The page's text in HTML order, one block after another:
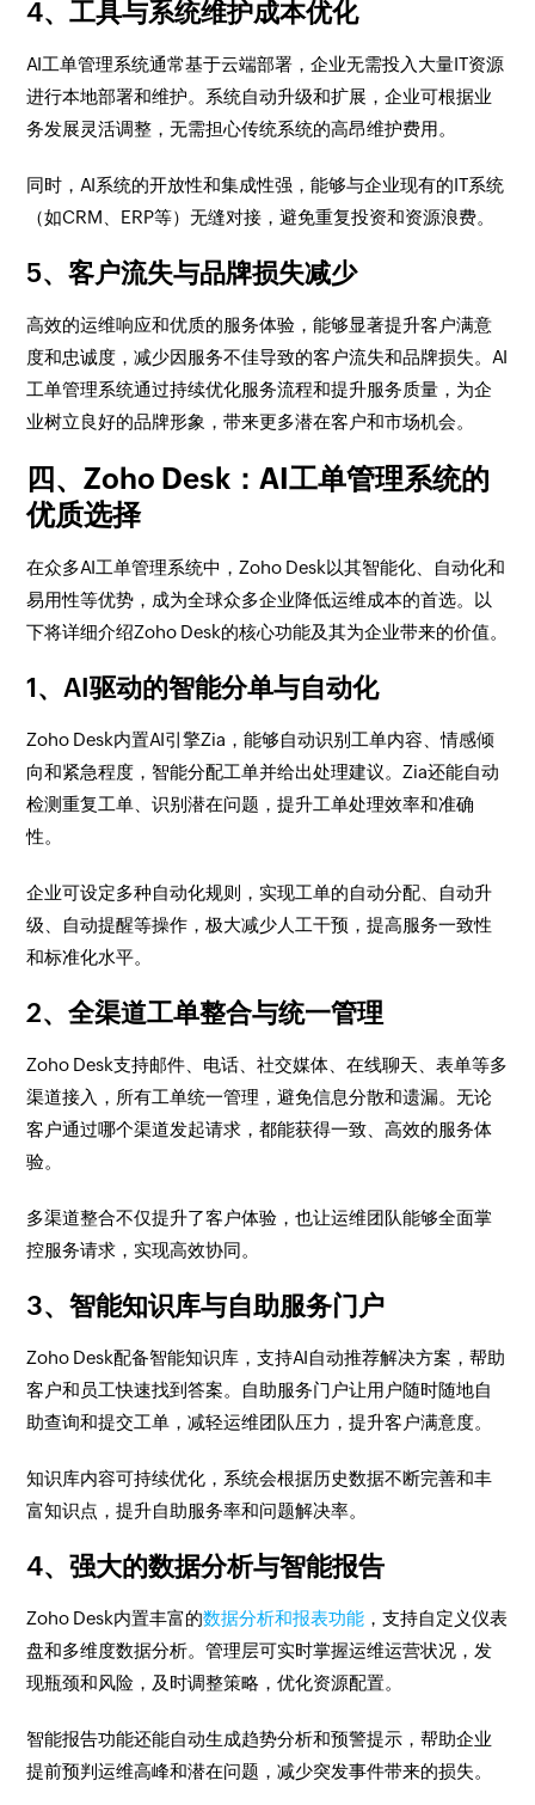
4、工具与系统维护成本优化
AI工单管理系统通常基于云端部署，企业无需投入大量IT资源
进行本地部署和维护。系统自动升级和扩展，企业可根据业
务发展灵活调整，无需担心传统系统的高昂维护费用。
同时，AI系统的开放性和集成性强，能够与企业现有的IT系统
（如CRM、ERP等）无缝对接，避免重复投资和资源浪费。
5、客户流失与品牌损失减少
高效的运维响应和优质的服务体验，能够显著提升客户满意
度和忠诚度，减少因服务不佳导致的客户流失和品牌损失。AI
工单管理系统通过持续优化服务流程和提升服务质量，为企
业树立良好的品牌形象，带来更多潜在客户和市场机会。
四、Zoho Desk：AI工单管理系统的
优质选择
在众多AI工单管理系统中，Zoho Desk以其智能化、自动化和
易用性等优势，成为全球众多企业降低运维成本的首选。以
下将详细介绍Zoho Desk的核心功能及其为企业带来的价值。
1、AI驱动的智能分单与自动化
Zoho Desk内置AI引擎Zia，能够自动识别工单内容、情感倾
向和紧急程度，智能分配工单并给出处理建议。Zia还能自动
检测重复工单、识别潜在问题，提升工单处理效率和准确
性。
企业可设定多种自动化规则，实现工单的自动分配、自动升
级、自动提醒等操作，极大减少人工干预，提高服务一致性
和标准化水平。
2、全渠道工单整合与统一管理
Zoho Desk支持邮件、电话、社交媒体、在线聊天、表单等多
渠道接入，所有工单统一管理，避免信息分散和遗漏。无论
客户通过哪个渠道发起请求，都能获得一致、高效的服务体
验。
多渠道整合不仅提升了客户体验，也让运维团队能够全面掌
控服务请求，实现高效协同。
3、智能知识库与自助服务门户
Zoho Desk配备智能知识库，支持AI自动推荐解决方案，帮助
客户和员工快速找到答案。自助服务门户让用户随时随地自
助查询和提交工单，减轻运维团队压力，提升客户满意度。
知识库内容可持续优化，系统会根据历史数据不断完善和丰
富知识点，提升自助服务率和问题解决率。
4、强大的数据分析与智能报告
Zoho Desk内置丰富的数据分析和报表功能 ，支持自定义仪表
盘和多维度数据分析。管理层可实时掌握运维运营状况，发
现瓶颈和风险，及时调整策略，优化资源配置。
智能报告功能还能自动生成趋势分析和预警提示，帮助企业
提前预判运维高峰和潜在问题，减少突发事件带来的损失。